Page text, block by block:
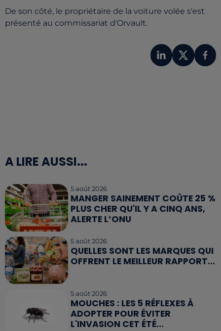
De son côté, le propriétaire de la voiture volée s'est
présenté au commissariat d'Orvault.
A LIRE AUSSI...
5 août 2026
MANGER SAINEMENT COÛTE 25 %
PLUS CHER QU'IL Y A CINQ ANS,
ALERTE L’ONU
5 août 2026
QUELLES SONT LES MARQUES QUI
OFFRENT LE MEILLEUR RAPPORT...
5 août 2026
MOUCHES : LES 5 RÉFLEXES À
ADOPTER POUR ÉVITER
L'INVASION CET ÉTÉ...